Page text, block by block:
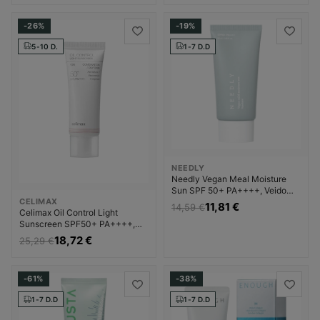
-26%
5-10 D.
CELIMAX
Celimax Oil Control Light
Sunscreen SPF50+ PA++++,
Veido apsauga nuo saulės
Unisex
25,29 €18,72 €
-19%
1-7 D.D
NEEDLY
Needly Vegan Meal Moisture
Sun SPF 50+ PA++++, Veido
apsauga nuo saulės Unisex
14,59 €11,81 €
-61%
1-7 D.D
-38%
1-7 D.D